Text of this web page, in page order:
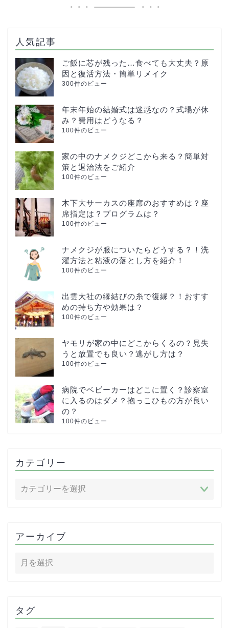
人気記事
ご飯に芯が残った…食べても大丈夫？原
因と復活方法・簡単リメイク
300件のビュー
年末年始の結婚式は迷惑なの？式場が休
み？費用はどうなる？
100件のビュー
家の中のナメクジどこから来る？簡単対
策と退治法をご紹介
100件のビュー
木下大サーカスの座席のおすすめは？座
席指定は？プログラムは？
100件のビュー
ナメクジが服についたらどうする？！洗
濯方法と粘液の落とし方を紹介！
100件のビュー
出雲大社の縁結びの糸で復縁？！おすす
めの持ち方や効果は？
100件のビュー
ヤモリが家の中にどこからくるの？見失
うと放置でも良い？逃がし方は？
100件のビュー
病院でベビーカーはどこに置く？診察室
に入るのはダメ？抱っこひもの方が良い
の？
100件のビュー
カテゴリー
アーカイブ
タグ